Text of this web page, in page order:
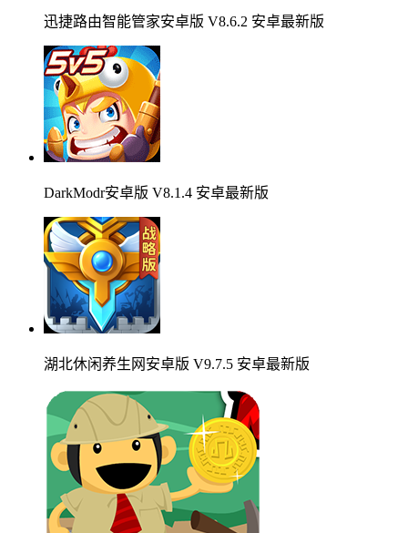
迅捷路由智能管家安卓版 V8.6.2 安卓最新版
DarkModr安卓版 V8.1.4 安卓最新版
湖北休闲养生网安卓版 V9.7.5 安卓最新版